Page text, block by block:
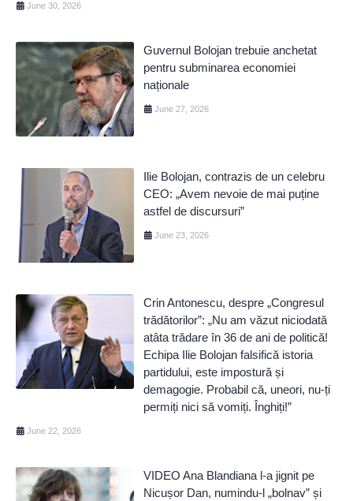
June 30, 2026
Guvernul Bolojan trebuie anchetat
pentru subminarea economiei
naționale
June 27, 2026
Ilie Bolojan, contrazis de un celebru
CEO: „Avem nevoie de mai puține
astfel de discursuri”
June 23, 2026
Crin Antonescu, despre „Congresul
trădătorilor”: „Nu am văzut niciodată
atâta trădare în 36 de ani de politică!
Echipa Ilie Bolojan falsifică istoria
partidului, este impostură și
demagogie. Probabil că, uneori, nu-ți
permiți nici să vomiți. Înghiți!”
June 22, 2026
VIDEO Ana Blandiana l-a jignit pe
Nicușor Dan, numindu-l „bolnav” și